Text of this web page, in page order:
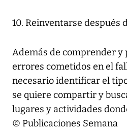
10. Reinventarse después
Además de comprender y
errores cometidos en el
necesario identificar el
se quiere compartir y
lugares y actividades
© Publicaciones Semana